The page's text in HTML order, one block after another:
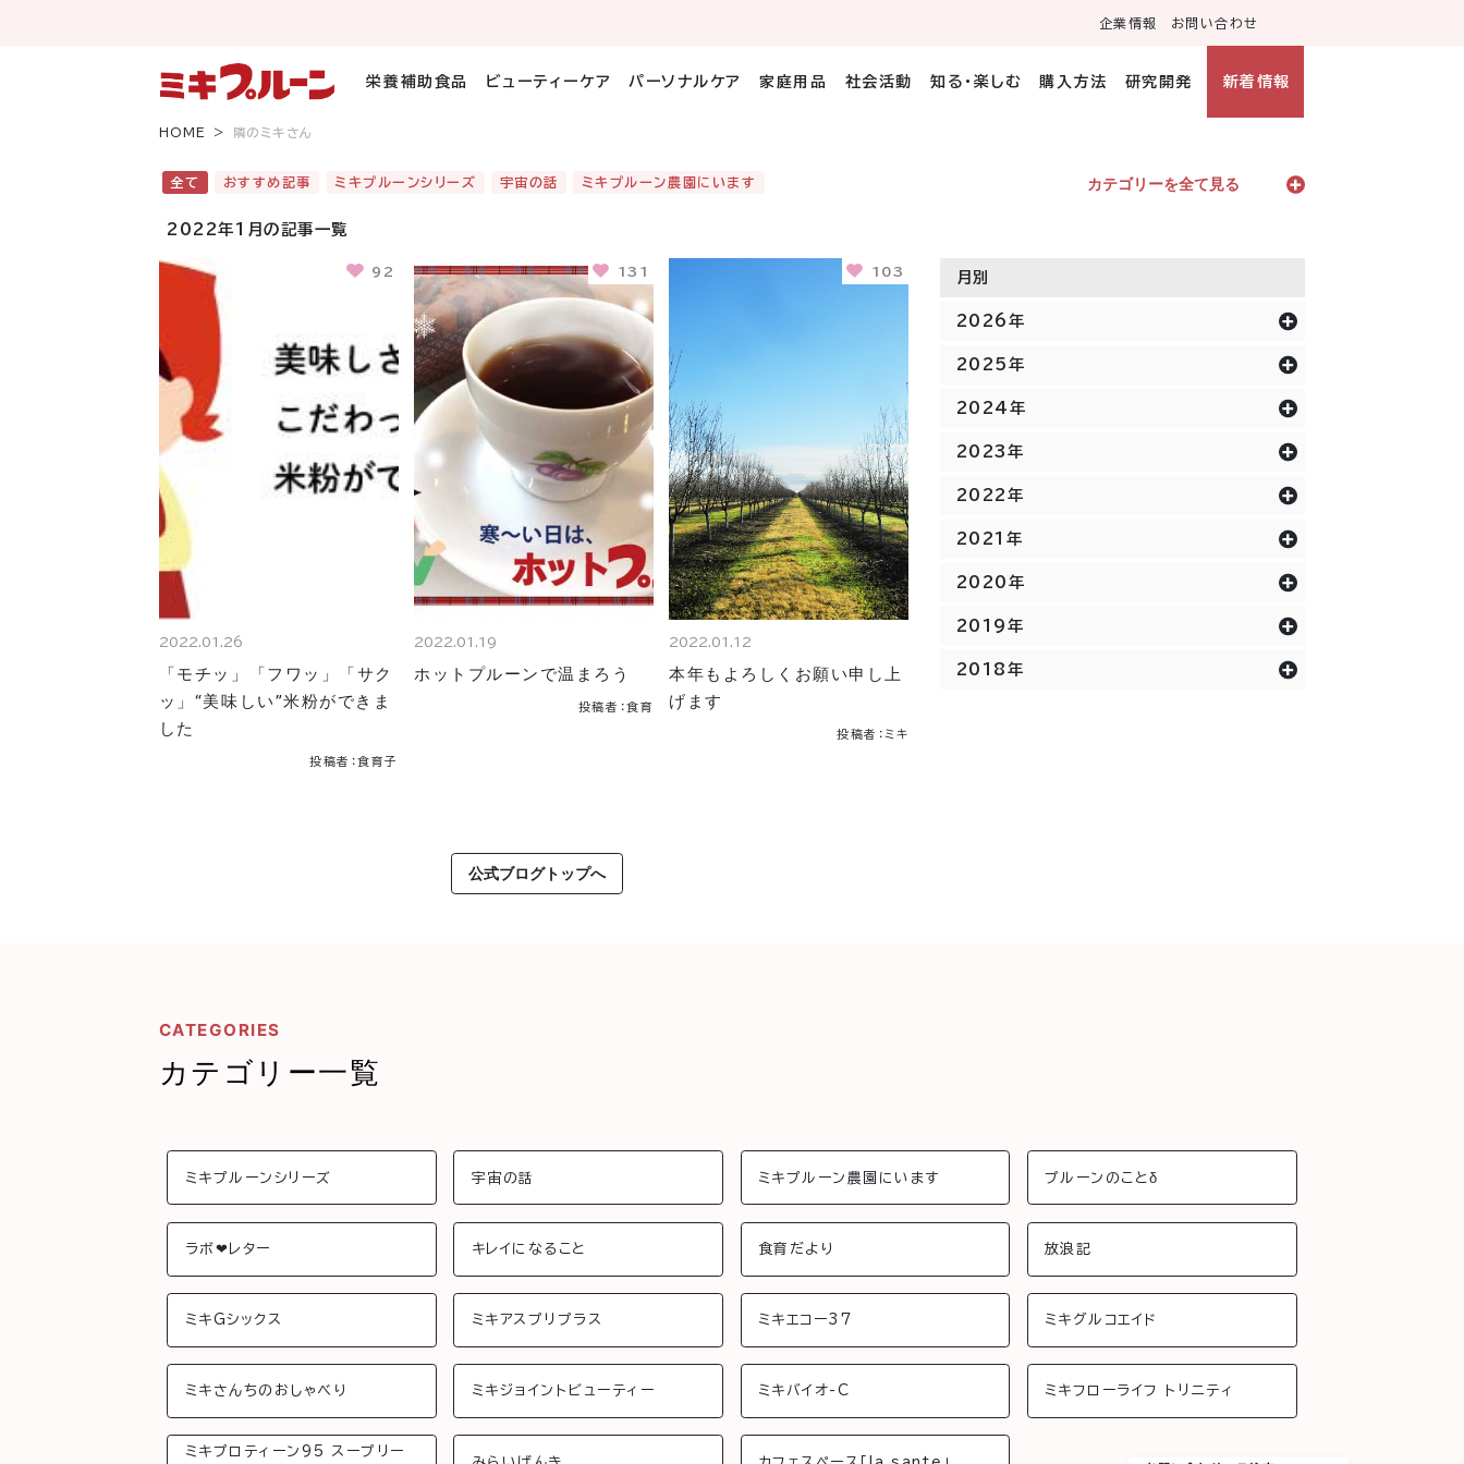
企業情報 お問い合わせ
栄養補助食品 ビューティーケア パーソナルケア 家庭用品 社会活動 知る・楽しむ 購入方法 研究開発 新着情報
HOME 隣のミキさん
全て おすすめ記事 ミキプルーンシリーズ 宇宙の話 ミキプルーン農園にいます カテゴリーを全て見る
2022年1月の記事一覧
92
2022.01.26
「モチッ」「フワッ」「サク
ッ」“美味しい”米粉ができま
した
投稿者：食育子
131
2022.01.19
ホットプルーンで温まろう
投稿者：食育
103
2022.01.12
本年もよろしくお願い申し上
げます
投稿者：ミキ
公式ブログトップへ
月別
2026年
2025年
2024年
2023年
2022年
2021年
2020年
2019年
2018年
CATEGORIES
カテゴリー一覧
ミキプルーンシリーズ 宇宙の話 ミキプルーン農園にいます プルーンのことδ
ラボ❤︎レター キレイになること 食育だより 放浪記
ミキGシックス ミキアスプリプラス ミキエコー37 ミキグルコエイド
ミキさんちのおしゃべり ミキジョイントビューティー ミキバイオ-C ミキフローライフ トリニティ
ミキプロティーン95 スープリー